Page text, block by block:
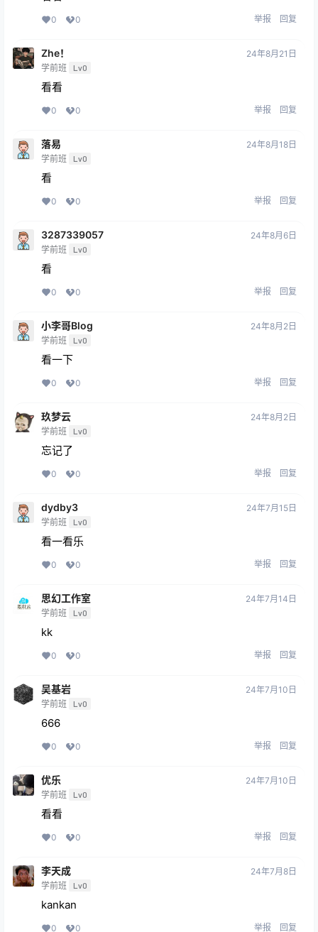
0 0 举报 回复
Zhe！
学前班 Lv0
24年8月21日
看看
0 0 举报 回复
落易
学前班 Lv0
24年8月18日
看
0 0 举报 回复
3287339057
学前班 Lv0
24年8月6日
看
0 0 举报 回复
小李哥Blog
学前班 Lv0
24年8月2日
看一下
0 0 举报 回复
玖梦云
学前班 Lv0
24年8月2日
忘记了
0 0 举报 回复
dydby3
学前班 Lv0
24年7月15日
看一看乐
0 0 举报 回复
思幻工作室
学前班 Lv0
24年7月14日
kk
0 0 举报 回复
吴基岩
学前班 Lv0
24年7月10日
666
0 0 举报 回复
优乐
学前班 Lv0
24年7月10日
看看
0 0 举报 回复
李天成
学前班 Lv0
24年7月8日
kankan
0 0 举报 回复